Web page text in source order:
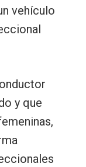
vehículo
y que